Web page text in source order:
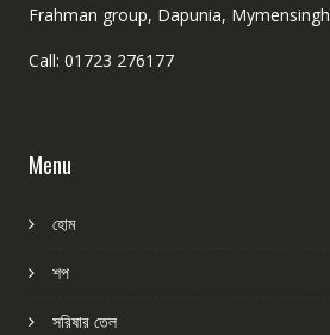
Frahman group, Dapunia, Mymensingh
Call: 01723 276177
Menu
হোম
শপ
সরিষার তেল